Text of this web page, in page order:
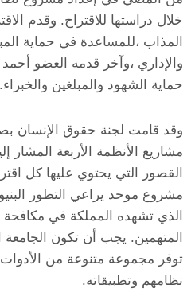
خلال دراستها للاقتراح. وقدم
المذاب ،للمساعدة في حماية
والإداري ،وآخر قدمه العضو
حماية الشهود والمبلغين والخبراء.
وقد قامت لجنة حقوق الإنسان
مشاريع الأنظمة الأربعة المشار
القصور التي يحتوي عليها كل
مشروع موحد يراعي التطور
الذي تشهده المملكة في مكافحة
المتهمين. يجب أن تكون الجامعة
توفر مجموعة متنوعة من
نظامهم وتطبيقاته.